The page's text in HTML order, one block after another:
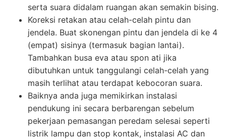
serta suara didalam ruangan akan semakin bising.
Koreksi retakan atau celah-celah pintu dan
jendela. Buat skonengan pintu dan jendela di ke 4
(empat) sisinya (termasuk bagian lantai).
Tambahkan busa eva atau spon ati jika
dibutuhkan untuk tanggulangi celah-celah yang
masih terlihat atau terdapat kebocoran suara.
Baiknya anda juga memikirkan instalasi
pendukung ini secara berbarengan sebelum
pekerjaan pemasangan peredam selesai seperti
listrik lampu dan stop kontak, instalasi AC dan